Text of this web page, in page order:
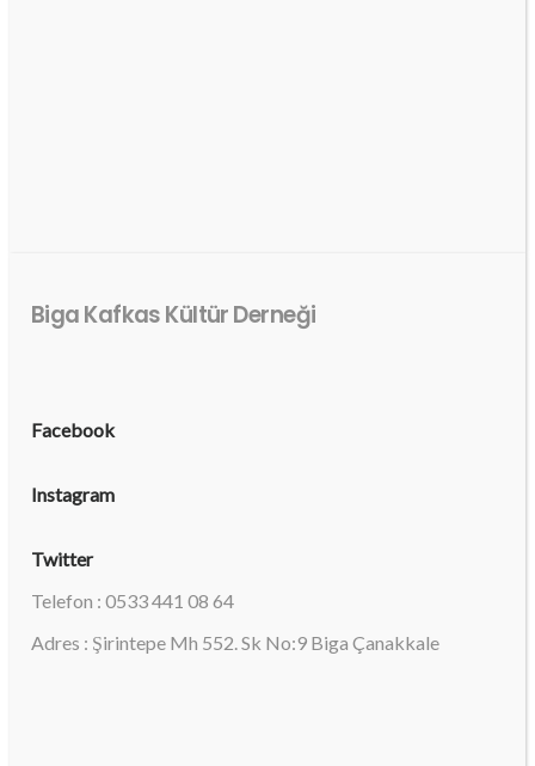
Biga Kafkas Kültür Derneği
Facebook
Instagram
Twitter
Telefon : 0533 441 08 64
Adres : Şirintepe Mh 552. Sk No:9 Biga Çanakkale